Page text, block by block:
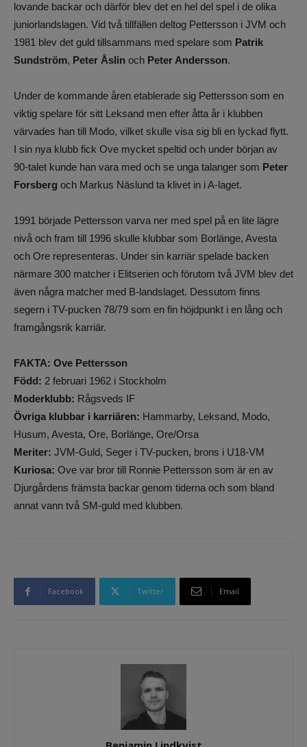
lovande backar och därför blev det en hel del spel i de olika
juniorlandslagen. Vid två tillfällen deltog Pettersson i JVM och
1981 blev det guld tillsammans med spelare som Patrik
Sundström, Peter Åslin och Peter Andersson.
Under de kommande åren etablerade sig Pettersson som en
viktig spelare för sitt Leksand men efter åtta år i klubben
värvades han till Modo, vilket skulle visa sig bli en lyckad flytt.
I sin nya klubb fick Ove mycket speltid och under början av
90-talet kunde han vara med och se unga talanger som Peter
Forsberg och Markus Näslund ta klivet in i A-laget.
1991 började Pettersson varva ner med spel på en lite lägre
nivå och fram till 1996 skulle klubbar som Borlänge, Avesta
och Ore representeras. Under sin karriär spelade backen
närmare 300 matcher i Elitserien och förutom två JVM blev det
även några matcher med B-landslaget. Dessutom finns
segern i TV-pucken 78/79 som en fin höjdpunkt i en lång och
framgångsrik karriär.
FAKTA: Ove Pettersson
Född: 2 februari 1962 i Stockholm
Moderklubb: Rågsveds IF
Övriga klubbar i karriären: Hammarby, Leksand, Modo,
Husum, Avesta, Ore, Borlänge, Ore/Orsa
Meriter: JVM-Guld, Seger i TV-pucken, brons i U18-VM
Kuriosa: Ove var bror till Ronnie Pettersson som är en av
Djurgårdens främsta backar genom tiderna och som bland
annat vann två SM-guld med klubben.
Facebook Twitter Email